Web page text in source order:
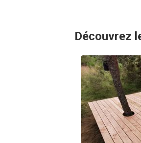
Découvrez